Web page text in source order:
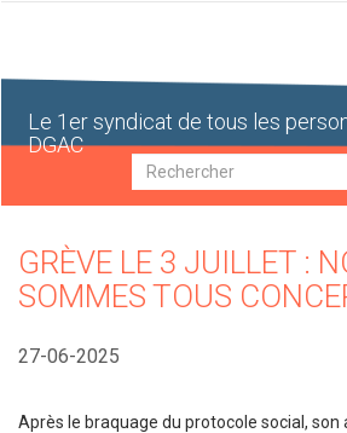
Le 1er syndicat de tous les
DGAC
Recherche
GRÈVE LE 3 JUILLET :
SOMMES TOUS
27-06-2025
Après le braquage du protocole social,